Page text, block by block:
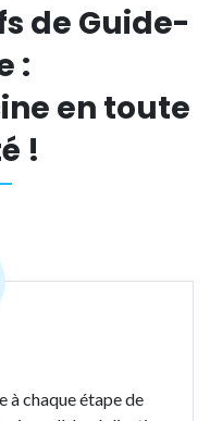
de Guide-
:
en toute
!
à chaque étape de